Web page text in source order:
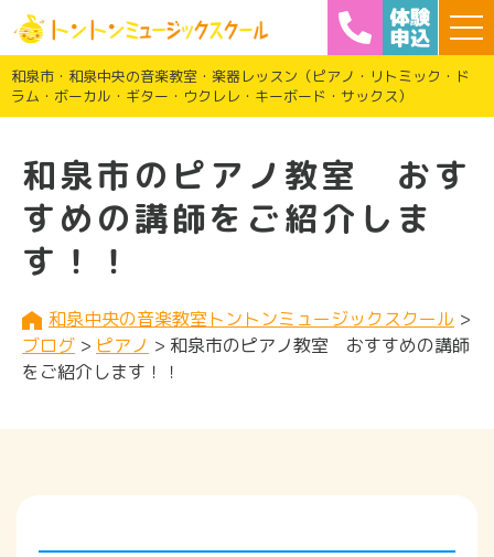
和泉市・和泉中央の音楽教室・楽器レッスン（ピアノ・リトミック・ド
ラム・ボーカル・ギター・ウクレレ・キーボード・サックス）
和泉市のピアノ教室 おす
すめの講師をご紹介しま
す！！
和泉中央の音楽教室トントンミュージックスクール >
ブログ > ピアノ > 和泉市のピアノ教室 おすすめの講師
をご紹介します！！